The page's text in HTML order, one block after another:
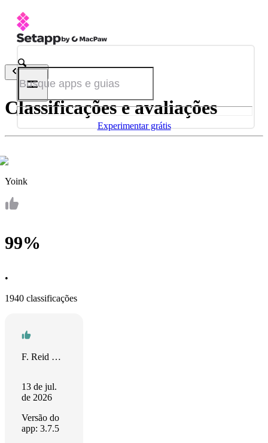
Experimentar grátis
Voltar
Classificações e avaliações
Yoink
99%
•
1940 classificações
F. Reid Shippen
13 de jul.
de 2026
Versão do
app: 3.7.5